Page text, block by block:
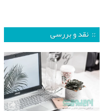
:: نقد و بررسی